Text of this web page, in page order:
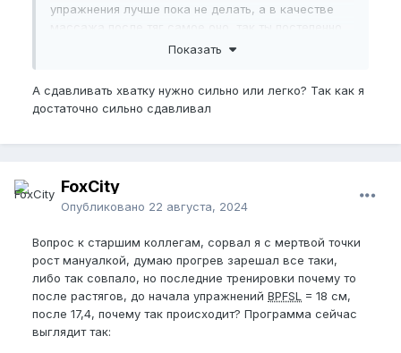
упражнения лучше пока не делать, а в качестве
наработаешь технику без риска получить травму, а
работает, можно уже полноценно джелковать.
Показать
А сдавливать хватку нужно сильно или легко? Так как я
достаточно сильно сдавливал
FoxCity
Опубликовано 22 августа, 2024
Вопрос к старшим коллегам, сорвал я с мертвой точки
рост мануалкой, думаю прогрев зарешал все таки,
либо так совпало, но последние тренировки почему то
после растягов, до начала упражнений BPFSL
= 18 см,
после 17,4, почему так происходит? Программа сейчас
выглядит так: